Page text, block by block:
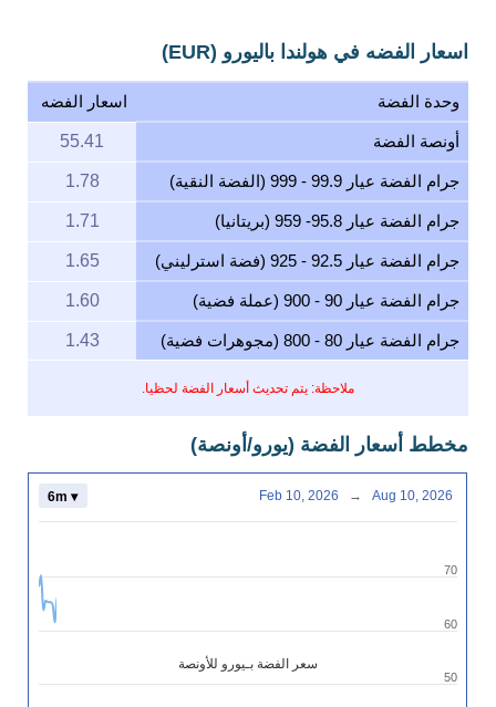
اسعار الفضه في هولندا باليورو (EUR)
وحدة الفضة اسعار الفضه
ملاحظة: يتم تحديث أسعار الفضة لحظيا.
أونصة الفضة 55.41
جرام الفضة عيار 99.9 - 999 (الفضة النقية) 1.78
جرام الفضة عيار 95.8- 959 (بريتانيا) 1.71
جرام الفضة عيار 92.5 - 925 (فضة استرليني) 1.65
جرام الفضة عيار 90 - 900 (عملة فضية) 1.60
جرام الفضة عيار 80 - 800 (مجوهرات فضية) 1.43
مخطط أسعار الفضة (يورو/أونصة)
سعر الفضة بـيورو للأونصة
50
60
70
6m ▾ Feb 10, 2026 → Aug 10, 2026